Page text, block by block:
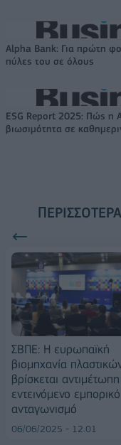
Alpha Bank: Για πρώτη
πύλες του σε όλους
ESG Report 2025: Πώς η
βιωσιμότητα σε
ΣΒΠΕ: Η ευρωπαϊκή
βιομηχανία
βρίσκεται
εντεινόμενο εμπορικό
ανταγωνισμό
06/06/2025 - 12:01